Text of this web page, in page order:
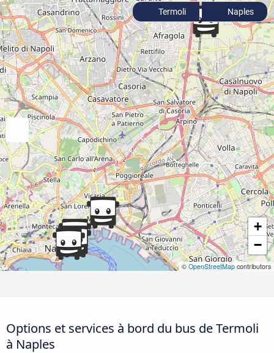
+
−
© OpenStreetMapcontributors
Termoli Naples
Options et services à bord du bus de Termoli
à Naples